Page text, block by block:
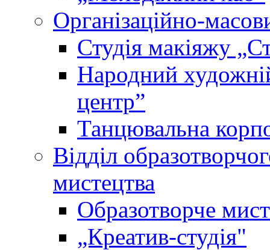
Організаційно-
Студія макіяжу
Народний
центр”
Танцювальна
Відділ
мистецтва
Образотворче
„Креатив-студія"